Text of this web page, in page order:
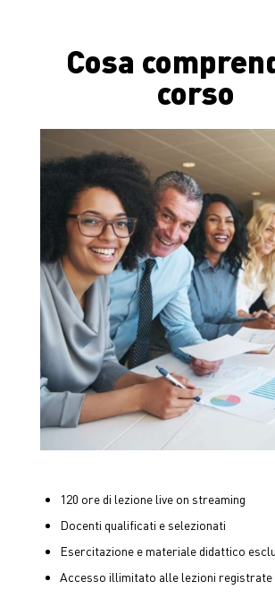
Cosa
corso
120 ore di lezione live on streaming
Docenti qualificati e selezionati
Esercitazione e materiale didattico
Accesso illimitato alle lezioni registrate